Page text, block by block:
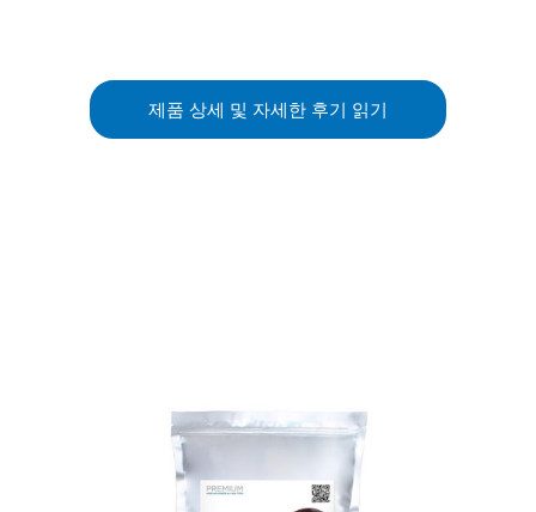
제품 상세 및 자세한 후기 읽기